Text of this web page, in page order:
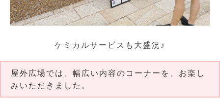
ケミカルサービスも大盛況♪
屋外広場では、幅広い内容のコーナーを、お楽し
みいただきました。